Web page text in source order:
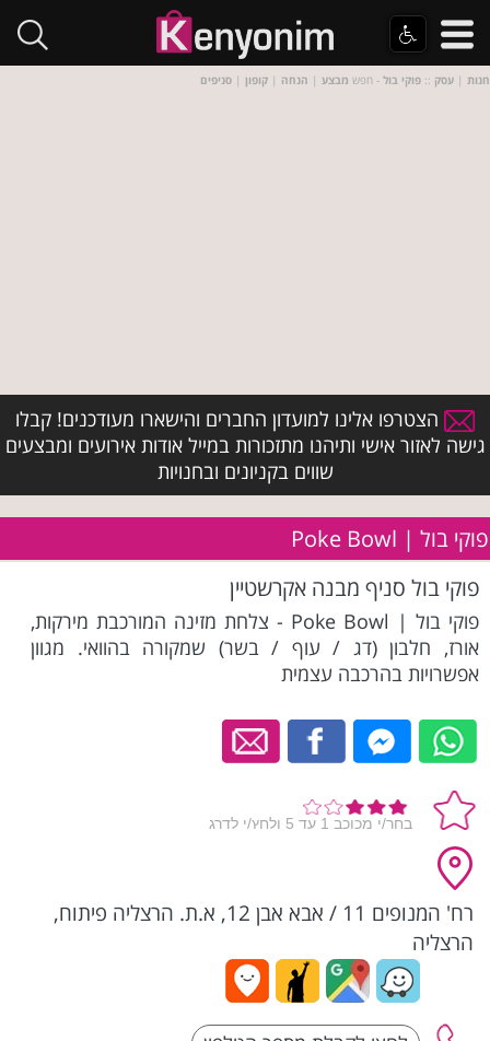
חנות | עסק :: פוקי בול - חפש מבצע | הנחה | קופון | סניפים
הצטרפו אלינו למועדון החברים והישארו מעודכנים! קבלו
גישה לאזור אישי ותיהנו מתזכורות במייל אודות אירועים ומבצעים
שווים בקניונים ובחנויות
פוקי בול | Poke Bowl
פוקי בול סניף מבנה אקרשטיין
פוקי בול | Poke Bowl - צלחת מזינה המורכבת מירקות,
אורז, חלבון (דג / עוף / בשר) שמקורה בהוואי. מגוון
אפשרויות בהרכבה עצמית
רח' המנופים 11 / אבא אבן 12, א.ת. הרצליה פיתוח,
הרצליה